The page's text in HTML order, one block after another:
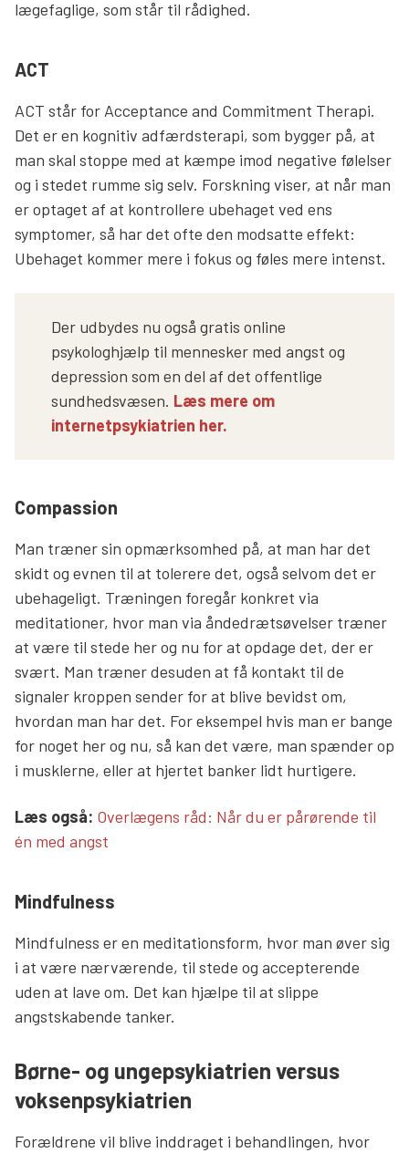
lægefaglige, som står til rådighed.
ACT
ACT står for Acceptance and Commitment Therapi.
Det er en kognitiv adfærdsterapi, som bygger på, at
man skal stoppe med at kæmpe imod negative følelser
og i stedet rumme sig selv. Forskning viser, at når man
er optaget af at kontrollere ubehaget ved ens
symptomer, så har det ofte den modsatte effekt:
Ubehaget kommer mere i fokus og føles mere intenst.
Der udbydes nu også gratis online
psykologhjælp til mennesker med angst og
depression som en del af det offentlige
sundhedsvæsen. Læs mere om
internetpsykiatrien her.
Compassion
Man træner sin opmærksomhed på, at man har det
skidt og evnen til at tolerere det, også selvom det er
ubehageligt. Træningen foregår konkret via
meditationer, hvor man via åndedrætsøvelser træner
at være til stede her og nu for at opdage det, der er
svært. Man træner desuden at få kontakt til de
signaler kroppen sender for at blive bevidst om,
hvordan man har det. For eksempel hvis man er bange
for noget her og nu, så kan det være, man spænder op
i musklerne, eller at hjertet banker lidt hurtigere.
Læs mere links
Læs også: Overlægens råd: Når du er pårørende til
én med angst
Mindfulness
Mindfulness er en meditationsform, hvor man øver sig
i at være nærværende, til stede og accepterende
uden at lave om. Det kan hjælpe til at slippe
angstskabende tanker.
Børne- og ungepsykiatrien versus
voksenpsykiatrien
Forældrene vil blive inddraget i behandlingen, hvor